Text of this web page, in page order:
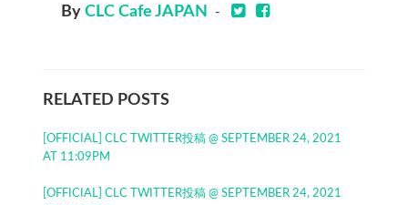
By CLC Cafe JAPAN -
RELATED POSTS
[OFFICIAL] CLC TWITTER投稿 @ SEPTEMBER 24, 2021
AT 11:09PM
[OFFICIAL] CLC TWITTER投稿 @ SEPTEMBER 24, 2021